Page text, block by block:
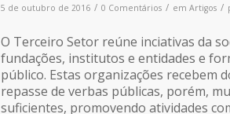
5 de outubro de 2016 / 0 Comentários / em Artigos /
O Terceiro Setor reúne inciativas da
fundações, institutos e entidades e
público. Estas organizações recebem
repasse de verbas públicas, porém,
suficientes, promovendo atividades